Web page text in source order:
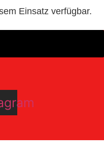
Einsatz verfügbar.